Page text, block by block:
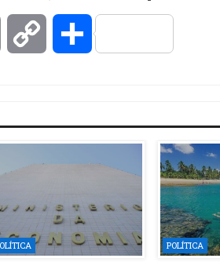
Email Copy Compartilhar
POLÍTICA